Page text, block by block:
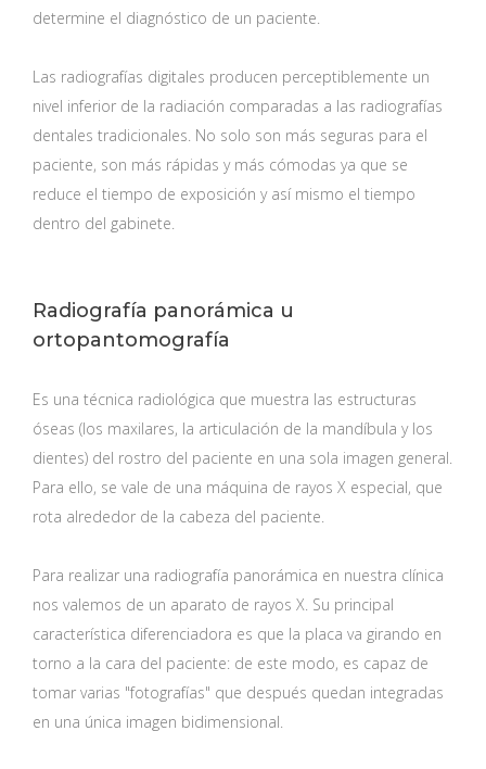
determine el diagnóstico de un paciente.
Las radiografías digitales producen perceptiblemente un
nivel inferior de la radiación comparadas a las radiografías
dentales tradicionales. No solo son más seguras para el
paciente, son más rápidas y más cómodas ya que se
reduce el tiempo de exposición y así mismo el tiempo
dentro del gabinete.
Radiografía panorámica u
ortopantomografía
Es una técnica radiológica que muestra las estructuras
óseas (los maxilares, la articulación de la mandíbula y los
dientes) del rostro del paciente en una sola imagen general.
Para ello, se vale de una máquina de rayos X especial, que
rota alrededor de la cabeza del paciente.
Para realizar una radiografía panorámica en nuestra clínica
nos valemos de un aparato de rayos X. Su principal
característica diferenciadora es que la placa va girando en
torno a la cara del paciente: de este modo, es capaz de
tomar varias "fotografías" que después quedan integradas
en una única imagen bidimensional.